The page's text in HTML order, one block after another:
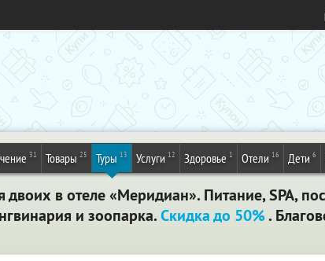
31 Товары 25 Туры 13 Услуги 12 Здоровье 1 Отели 16 Дети 6
в отеле «Меридиан». Питание, SPA,
и зоопарка.Скидка до 50%.